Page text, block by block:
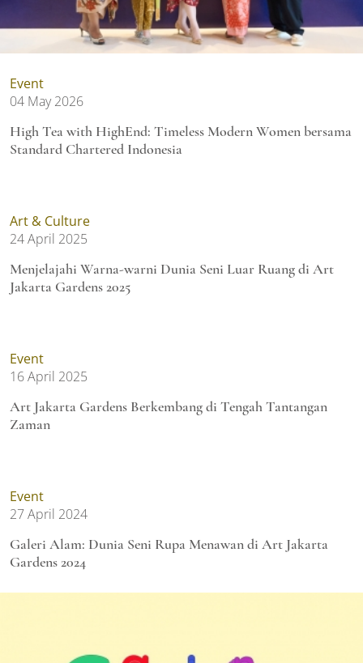
Event
04 May 2026
High Tea with HighEnd: Timeless Modern Women bersama
Standard Chartered Indonesia
Art & Culture
24 April 2025
Menjelajahi Warna-warni Dunia Seni Luar Ruang di Art
Jakarta Gardens 2025
Event
16 April 2025
Art Jakarta Gardens Berkembang di Tengah Tantangan
Zaman
Event
27 April 2024
Galeri Alam: Dunia Seni Rupa Menawan di Art Jakarta
Gardens 2024